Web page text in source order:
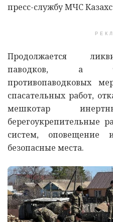
пресс-службу МЧС
Продолжается
паводков, а
противопаводковых
спасательных работ,
мешкотар
берегоукрепительные
систем,
безопасные места.